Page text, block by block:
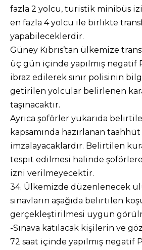
fazla 2 yolcu, turistik minibüs
en fazla 4 yolcu ile birlikte
yapabileceklerdir.
Güney Kıbrıs’tan ülkemize
üç gün içinde yapılmış negatif
ibraz edilerek sınır polisinin
getirilen yolcular belirlenen
taşınacaktır.
Ayrıca şoförler yukarıda
kapsamında hazırlanan taahhüt
imzalayacaklardır. Belirtilen
tespit edilmesi halinde
izni verilmeyecektir.
34. Ülkemizde düzenlenecek
sınavların aşağıda belirtilen
gerçekleştirilmesi uygun
-Sınava katılacak kişilerin ve
72 saat içinde yapılmış negatif